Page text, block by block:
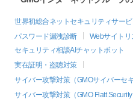
世界初総合ネットセキュリティサービ
パスワード漏洩診断
Webサイト
セキュリティ相談AIチャットボット
実在証明・盗聴対策
サイバー攻撃対策（GMOサイバーセ
サイバー攻撃対策（GMO Flatt Security